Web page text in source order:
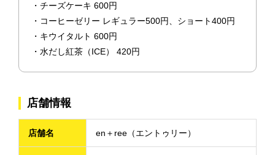
・チーズケーキ 600円
・コーヒーゼリー レギュラー500円、ショート400円
・キウイタルト 600円
・水だし紅茶（ICE） 420円
店舗情報
店舗名 en＋ree（エントゥリー）